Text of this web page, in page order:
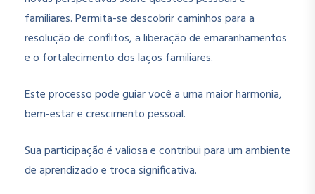
familiares. Permita-se descobrir caminhos para a
resolução de conflitos, a liberação de emaranhamentos
e o fortalecimento dos laços familiares.
Este processo pode guiar você a uma maior harmonia,
bem-estar e crescimento pessoal.
Sua participação é valiosa e contribui para um ambiente
de aprendizado e troca significativa.